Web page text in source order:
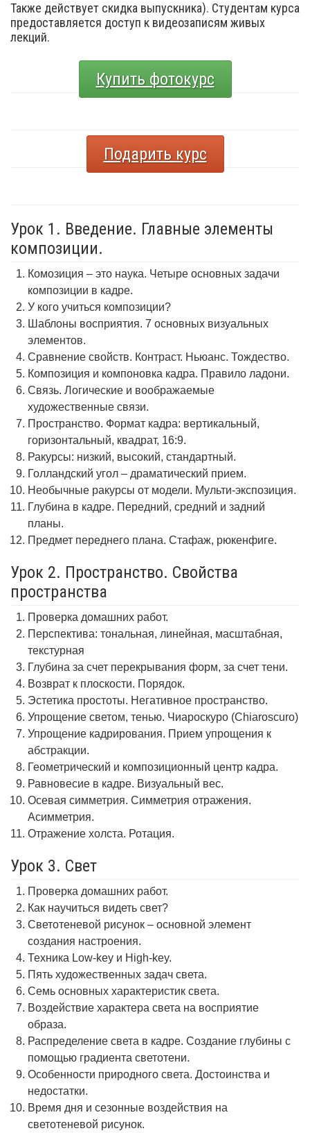
Также действует скидка выпускника). Студентам курса
предоставляется доступ к видеозаписям живых
лекций.
Купить фотокурс
Подарить курс
Урок 1. Введение. Главные элементы
композиции.
Комозиция – это наука. Четыре основных задачи
композиции в кадре.
У кого учиться композиции?
Шаблоны восприятия. 7 основных визуальных
элементов.
Сравнение свойств. Контраст. Ньюанс. Тождество.
Композиция и компоновка кадра. Правило ладони.
Связь. Логические и воображаемые
художественные связи.
Пространство. Формат кадра: вертикальный,
горизонтальный, квадрат, 16:9.
Ракурсы: низкий, высокий, стандартный.
Голландский угол – драматический прием.
Необычные ракурсы от модели. Мульти-экспозиция.
Глубина в кадре. Передний, средний и задний
планы.
Предмет переднего плана. Стафаж, рюкенфиге.
Урок 2. Пространство. Свойства
пространства
Проверка домашних работ.
Перспектива: тональная, линейная, масштабная,
текстурная
Глубина за счет перекрывания форм, за счет тени.
Возврат к плоскости. Порядок.
Эстетика простоты. Негативное пространство.
Упрощение светом, тенью. Чиароскуро (Chiaroscuro)
Упрощение кадрирования. Прием упрощения к
абстракции.
Геометрический и композиционный центр кадра.
Равновесие в кадре. Визуальный вес.
Осевая симметрия. Симметрия отражения.
Асимметрия.
Отражение холста. Ротация.
Урок 3. Свет
Проверка домашних работ.
Как научиться видеть свет?
Светотеневой рисунок – основной элемент
создания настроения.
Техника Low-key и High-key.
Пять художественных задач света.
Семь основных характеристик света.
Воздействие характера света на восприятие
образа.
Распределение света в кадре. Создание глубины с
помощью градиента светотени.
Особенности природного света. Достоинства и
недостатки.
Время дня и сезонные воздействия на
светотеневой рисунок.